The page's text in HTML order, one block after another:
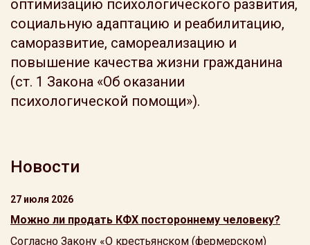
оптимизацию психологического развития,
социальную адаптацию и реабилитацию,
саморазвитие, самореализацию и
повышение качества жизни гражданина
(ст. 1 Закона «Об оказании
психологической помощи»).
Новости
27 июля 2026
Можно ли продать КФХ постороннему человеку?
Согласно Закону «О крестьянском (фермерском)